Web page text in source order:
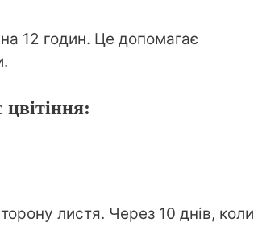
12 годин. Це допомагає
листя. Через 10 днів, коли